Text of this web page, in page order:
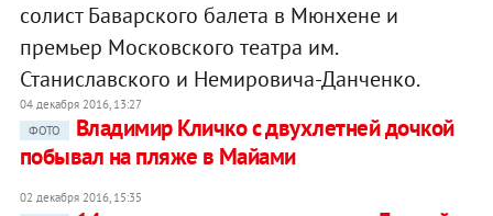
солист Баварского балета в Мюнхене и
премьер Московского театра им.
Станиславского и Немировича-Данченко.
04 декабря 2016, 13:27
ФОТО
Владимир Кличко с двухлетней дочкой
побывал на пляже в Майами
02 декабря 2016, 15:35